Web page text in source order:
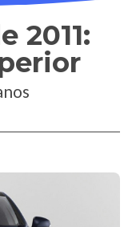
2011: